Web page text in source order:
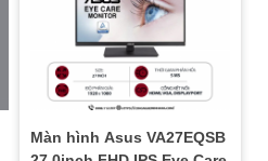
Màn hình Asus VA27EQSB